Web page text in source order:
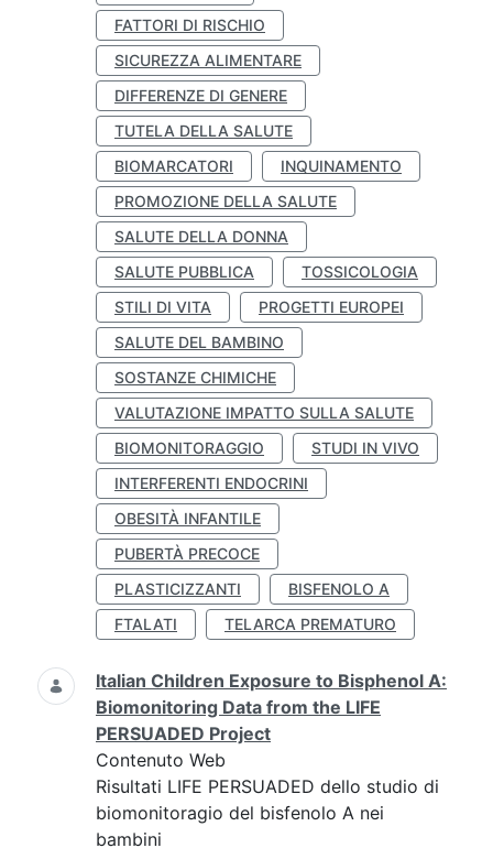
FATTORI DI RISCHIO
SICUREZZA ALIMENTARE
DIFFERENZE DI GENERE
TUTELA DELLA SALUTE
BIOMARCATORI
INQUINAMENTO
PROMOZIONE DELLA SALUTE
SALUTE DELLA DONNA
SALUTE PUBBLICA
TOSSICOLOGIA
STILI DI VITA
PROGETTI EUROPEI
SALUTE DEL BAMBINO
SOSTANZE CHIMICHE
VALUTAZIONE IMPATTO SULLA SALUTE
BIOMONITORAGGIO
STUDI IN VIVO
INTERFERENTI ENDOCRINI
OBESITÀ INFANTILE
PUBERTÀ PRECOCE
PLASTICIZZANTI
BISFENOLO A
FTALATI
TELARCA PREMATURO
Italian Children Exposure to Bisphenol A:
Biomonitoring Data from the LIFE
PERSUADED Project
Contenuto Web
Risultati LIFE PERSUADED dello studio di
biomonitoragio del bisfenolo A nei
bambini